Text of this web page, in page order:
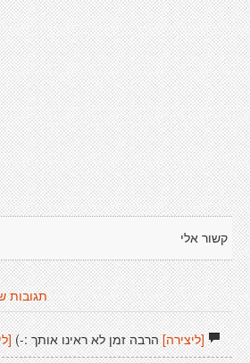
קשור אלי
תגובות
[ליצירה]הרבה זמן לא ראינו אותך :-)